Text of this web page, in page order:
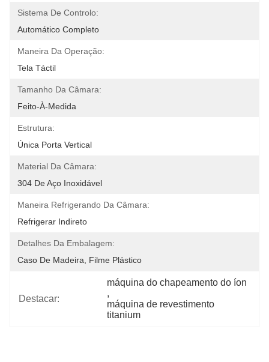
Sistema De Controlo:
Automático Completo
Maneira Da Operação:
Tela Táctil
Tamanho Da Câmara:
Feito-À-Medida
Estrutura:
Única Porta Vertical
Material Da Câmara:
304 De Aço Inoxidável
Maneira Refrigerando Da Câmara:
Refrigerar Indireto
Detalhes Da Embalagem:
Caso De Madeira, Filme Plástico
Destacar:
máquina do chapeamento do íon
,
máquina de revestimento
titanium